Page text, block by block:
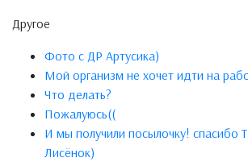
Другое
Фото с ДР Артусика)
Мой организм не хочет идти на
Что делать?
Пожалуюсь((
И мы получили посылочку! спасибо
Лисёнок)